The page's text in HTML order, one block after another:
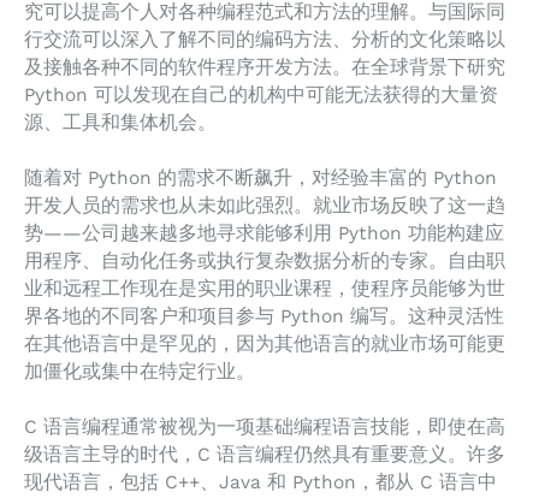
究可以提高个人对各种编程范式和方法的理解。与国际同
行交流可以深入了解不同的编码方法、分析的文化策略以
及接触各种不同的软件程序开发方法。在全球背景下研究
Python 可以发现在自己的机构中可能无法获得的大量资
源、工具和集体机会。
随着对 Python 的需求不断飙升，对经验丰富的 Python
开发人员的需求也从未如此强烈。就业市场反映了这一趋
势——公司越来越多地寻求能够利用 Python 功能构建应
用程序、自动化任务或执行复杂数据分析的专家。自由职
业和远程工作现在是实用的职业课程，使程序员能够为世
界各地的不同客户和项目参与 Python 编写。这种灵活性
在其他语言中是罕见的，因为其他语言的就业市场可能更
加僵化或集中在特定行业。
C 语言编程通常被视为一项基础编程语言技能，即使在高
级语言主导的时代，C 语言编程仍然具有重要意义。许多
现代语言，包括 C++、Java 和 Python，都从 C 语言中